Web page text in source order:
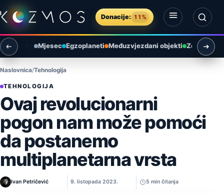
Preskoči na sadržaj
Donacije: 11%
Otvori izbornik
Otvori pretragu
Mjesec Egzoplaneti Međuzvjezdani objekti Zemlja i
Naslovnica Tehnologija
TEHNOLOGIJA
Ovaj revolucionarni
pogon nam može pomoći
da postanemo
multiplanetarna vrsta
Ivan Petričević 9. listopada 2023. 5 min čitanja